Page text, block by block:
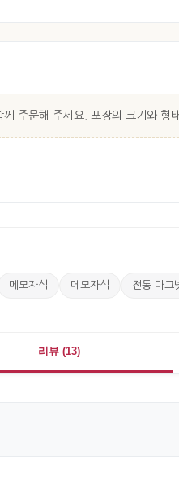
주문해 주세요. 포장의 크기와 형
메모자석 메모자석 전통 마그
리뷰 (13)